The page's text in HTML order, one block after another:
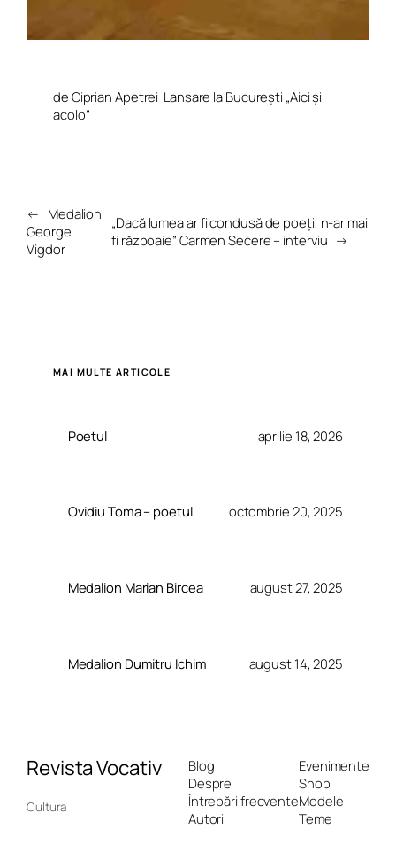
de Ciprian Apetrei Lansare la București „Aici și
acolo”
← Medalion
George
Vigdor
„Dacă lumea ar fi condusă de poeți, n-ar mai
fi războaie” Carmen Secere – interviu →
MAI MULTE ARTICOLE
Poetul aprilie 18, 2026
Ovidiu Toma – poetul octombrie 20, 2025
Medalion Marian Bircea august 27, 2025
Medalion Dumitru Ichim august 14, 2025
Revista Vocativ
Cultura
Blog
Despre
Întrebări frecvente
Autori
Evenimente
Shop
Modele
Teme